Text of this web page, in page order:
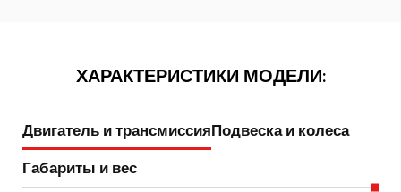
ХАРАКТЕРИСТИКИ МОДЕЛИ:
Двигатель и трансмиссияПодвеска и колеса
Габариты и вес